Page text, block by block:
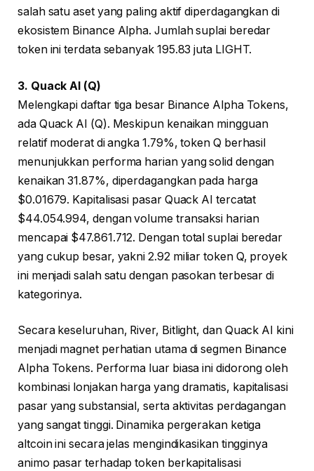
salah satu aset yang paling aktif diperdagangkan di
ekosistem Binance Alpha. Jumlah suplai beredar
token ini terdata sebanyak 195.83 juta LIGHT.
3. Quack AI (Q)
Melengkapi daftar tiga besar Binance Alpha Tokens,
ada Quack AI (Q). Meskipun kenaikan mingguan
relatif moderat di angka 1.79%, token Q berhasil
menunjukkan performa harian yang solid dengan
kenaikan 31.87%, diperdagangkan pada harga
$0.01679. Kapitalisasi pasar Quack AI tercatat
$44.054.994, dengan volume transaksi harian
mencapai $47.861.712. Dengan total suplai beredar
yang cukup besar, yakni 2.92 miliar token Q, proyek
ini menjadi salah satu dengan pasokan terbesar di
kategorinya.
Secara keseluruhan, River, Bitlight, dan Quack AI kini
menjadi magnet perhatian utama di segmen Binance
Alpha Tokens. Performa luar biasa ini didorong oleh
kombinasi lonjakan harga yang dramatis, kapitalisasi
pasar yang substansial, serta aktivitas perdagangan
yang sangat tinggi. Dinamika pergerakan ketiga
altcoin ini secara jelas mengindikasikan tingginya
animo pasar terhadap token berkapitalisasi